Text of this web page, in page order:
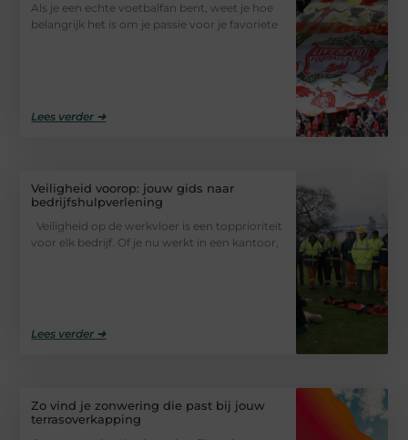
Als je een echte voetbalfan bent, weet je hoe
belangrijk het is om je passie voor je favoriete
Lees verder ➜
Veiligheid voorop: jouw gids naar
bedrijfshulpverlening
Veiligheid op de werkvloer is een topprioriteit
voor elk bedrijf. Of je nu werkt in een kantoor,
Lees verder ➜
Zo vind je zonwering die past bij jouw
terrasoverkapping